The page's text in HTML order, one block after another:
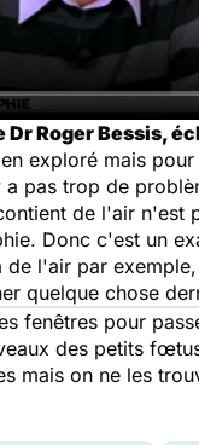
Dr Roger Bessis,
exploré mais
pas trop de
de l'air n'est
Donc c'est un
l'air par
quelque chose
fenêtres pour
des petits
mais on ne les